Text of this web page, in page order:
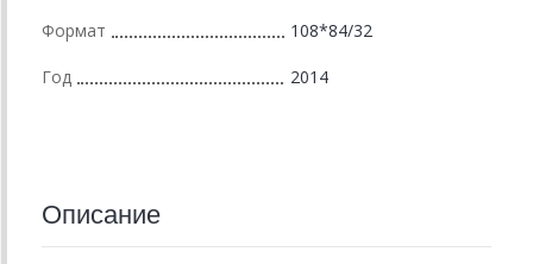
Формат 108*84/32
Год 2014
Описание